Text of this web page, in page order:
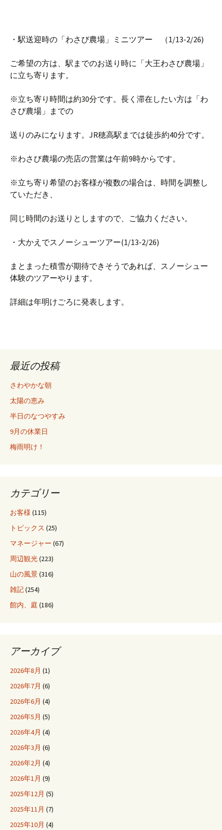
・駅送迎時の「わさび農場」ミニツアー （1/13-2/26)
ご希望の方は、駅までのお送り時に「大王わさび農場」
に立ち寄ります。
※立ち寄り時間は約30分です。長く滞在したい方は「わ
さび農場」までの
送りのみになります。JR穂高駅までは徒歩約40分です。
※わさび農場の売店の営業は午前9時からです。
※立ち寄り希望のお客様が複数の場合は、時間を調整し
ていただき、
同じ時間のお送りとしますので、ご協力ください。
・大かえでスノーシューツアー(1/13-2/26)
まとまった積雪が期待できそうであれば、スノーシュー
体験のツアーやります。
詳細は年明けごろに発表します。
最近の投稿
さわやかな朝
太陽の恵み
半日のなつやすみ
9月の休業日
梅雨明け！
カテゴリー
お客様 (115)
トピックス (25)
マネージャー (67)
周辺観光(223)
山の風景(316)
雑記(254)
館内、庭 (186)
アーカイブ
2026年8月 (1)
2026年7月 (6)
2026年6月 (4)
2026年5月 (5)
2026年4月 (4)
2026年3月 (6)
2026年2月 (4)
2026年1月 (9)
2025年12月 (5)
2025年11月 (7)
2025年10月 (4)